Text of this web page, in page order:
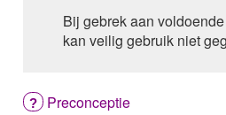
ALFUZOSINE
ALGELDRAAT
ALGINAAT Na / Na
Bij gebrek aan
kan veilig gebruik niet
Preconceptie